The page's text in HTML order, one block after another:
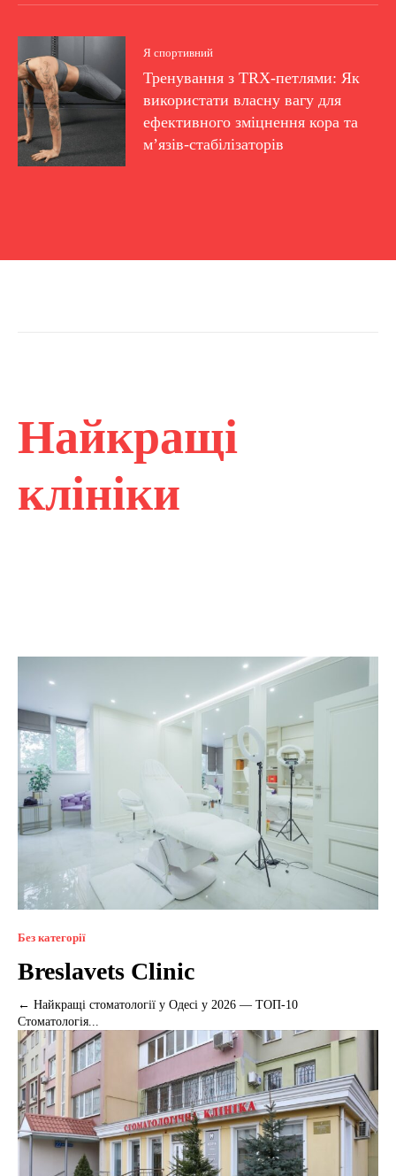
Я спортивний
Тренування з TRX-петлями: Як
використати власну вагу для
ефективного зміцнення кора та
м’язів-стабілізаторів
Найкращі
клініки
Без категорії
Breslavets Clinic
← Найкращі стоматології у Одесі у 2026 — ТОП-10
Стоматологія...